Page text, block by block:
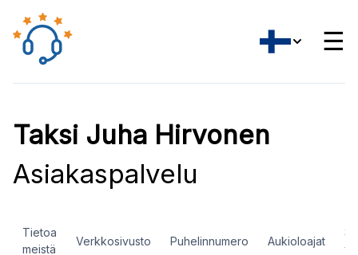
☰
Taksi Juha Hirvonen
Asiakaspalvelu
Tietoa
meistä
Verkkosivusto Puhelinnumero Aukioloajat